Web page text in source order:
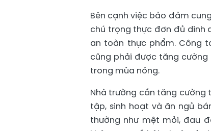
Bên cạnh việc bảo đảm
chú trọng thực đơn đủ dinh
an toàn thực phẩm. Công
cũng phải được tăng
trong mùa nóng.
Nhà trường cần tăng cường
tập, sinh hoạt và ăn ngủ
thường như mệt mỏi, đau